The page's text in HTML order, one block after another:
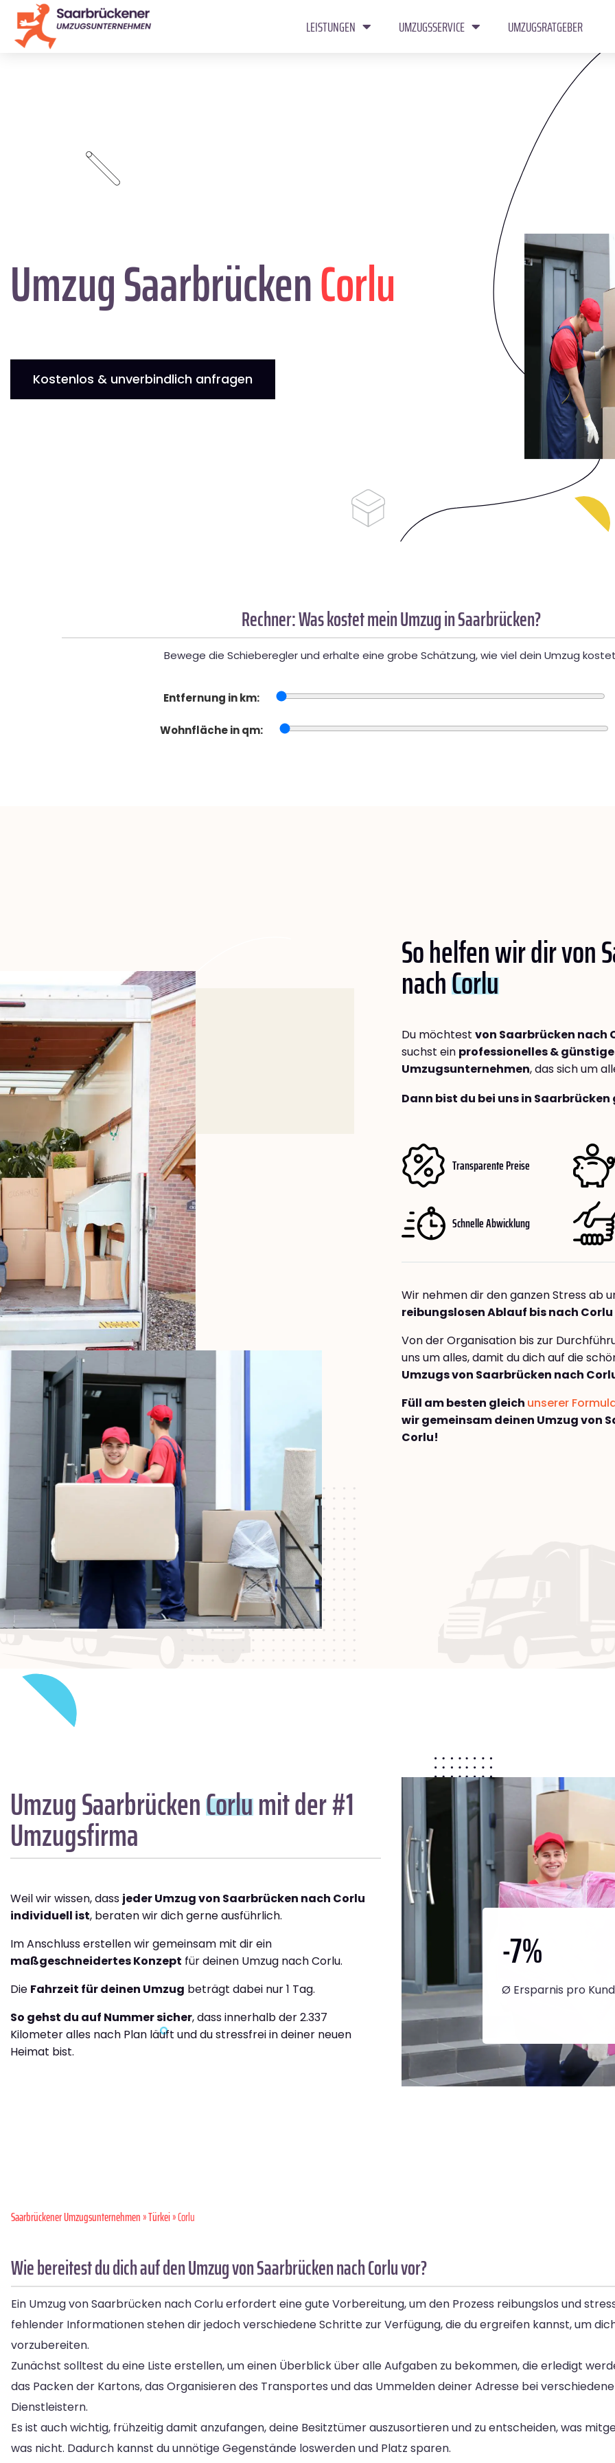
LEISTUNGEN UMZUGSSERVICE UMZUGSRATGEBER
Umzug SaarbrückenCorlu
Kostenlos & unverbindlich anfragen
Rechner: Was kostet mein Umzug in Saarbrücken?
Bewege die Schieberegler und erhalte eine grobe Schätzung, wie viel dein Umzug
Entfernung in km:
Wohnfläche in qm:
So helfen wir dir von
nachCorlu
Du möchtest von Saarbrücken nach
suchst ein professionelles &
Umzugsunternehmen, das sich um
Dann bist du bei uns in
Transparente Preise
Schnelle Abwicklung
Wir nehmen dir den ganzen Stress ab
reibungslosen Ablauf bis nach Corlu
Von der Organisation bis zur
uns um alles, damit du dich auf die
Umzugs von Saarbrücken nach
Füll am besten gleich unserer
wir gemeinsam deinen Umzug von
Corlu!
Umzug SaarbrückenCorlumit der #1
Umzugsfirma
Weil wir wissen, dass jeder Umzug von Saarbrücken nach Corlu
individuell ist, beraten wir dich gerne ausführlich.
Im Anschluss erstellen wir gemeinsam mit dir ein
maßgeschneidertes Konzept für deinen Umzug nach Corlu.
Die Fahrzeit für deinen Umzug beträgt dabei nur 1 Tag.
So gehst du auf Nummer sicher, dass innerhalb der 2.337
Kilometer alles nach Plan läuft und du stressfrei in deiner neuen
Heimat bist.
-7%
Ø Ersparnis pro
Saarbrückener Umzugsunternehmen»Türkei» Corlu
Wie bereitest du dich auf den Umzug von Saarbrücken nach Corlu vor?
Ein Umzug von Saarbrücken nach Corlu erfordert eine gute Vorbereitung, um den Prozess reibungslos und
fehlender Informationen stehen dir jedoch verschiedene Schritte zur Verfügung, die du ergreifen kannst, um
vorzubereiten.
Zunächst solltest du eine Liste erstellen, um einen Überblick über alle Aufgaben zu bekommen, die erledigt
das Packen der Kartons, das Organisieren des Transportes und das Ummelden deiner Adresse bei
Dienstleistern.
Es ist auch wichtig, frühzeitig damit anzufangen, deine Besitztümer auszusortieren und zu entscheiden, was
was nicht. Dadurch kannst du unnötige Gegenstände loswerden und Platz sparen.